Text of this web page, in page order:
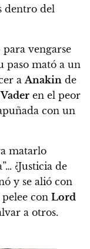
dentro del
para vengarse
paso mató a un
a Anakin de
Vader en el peor
con un
matarlo
¿Justicia de
y se alió con
con Lord
a otros.